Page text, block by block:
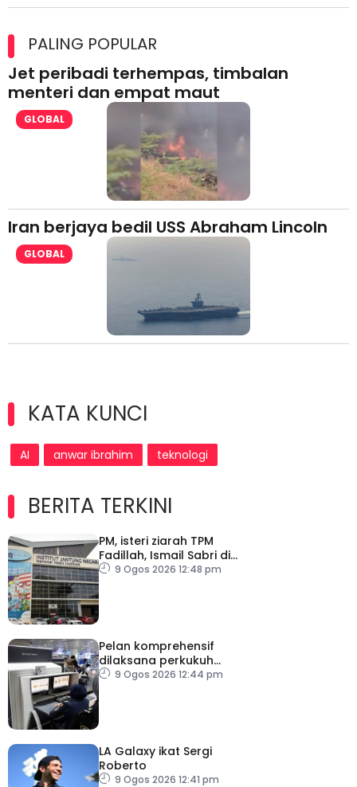
lesen separuh pertama 2026
PALING POPULAR
Jet peribadi terhempas, timbalan
menteri dan empat maut
GLOBAL
Iran berjaya bedil USS Abraham Lincoln
GLOBAL
KATA KUNCI
AI anwar ibrahim teknologi
BERITA TERKINI
PM, isteri ziarah TPM
Fadillah, Ismail Sabri di
IJN9 Ogos 2026 12:48 pm
Pelan komprehensif
dilaksana perkukuh
keselamatan
9 Ogos 2026 12:44 pm
LA Galaxy ikat Sergi
Roberto
9 Ogos 2026 12:41 pm